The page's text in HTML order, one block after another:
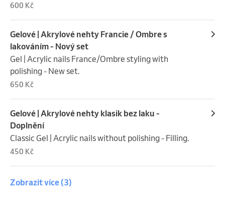
600 Kč
Gelové | Akrylové nehty Francie / Ombre s
lakováním - Nový set
Gel | Acrylic nails France/Ombre styling with
polishing - New set.
650 Kč
Gelové | Akrylové nehty klasik bez laku -
Doplnění
Classic Gel | Acrylic nails without polishing - Filling.
450 Kč
Zobrazit více (3)